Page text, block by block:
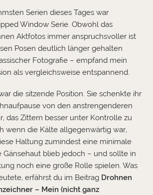
Serien dieses Tages war
Window Serie. Obwohl das
Aktfotos immer anspruchsvoller ist
Posen deutlich länger gehalten
Fotografie – empfand mein
als vergleichsweise entspannend.
die sitzende Position. Sie schenkte ihr
von den anstrengenderen
das Zittern besser unter Kontrolle zu
wenn die Kälte allgegenwärtig war,
Haltung zumindest eine minimale
Gänsehaut blieb jedoch – und sollte in
noch eine große Rolle spielen. Was
erfährst du im Beitrag Drohnen
– Mein (nicht ganz